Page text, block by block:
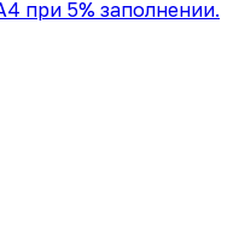
при 5% заполнении.